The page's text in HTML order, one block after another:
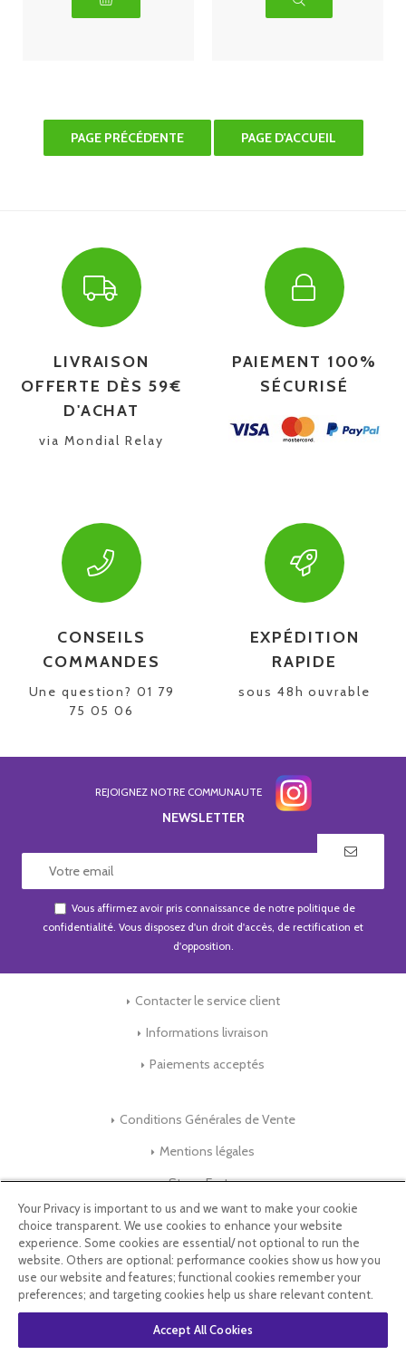
LIVRAISON
OFFERTE DÈS 59€
D'ACHAT
via Mondial Relay
PAIEMENT 100%
SÉCURISÉ
CONSEILS
COMMANDES
Une question? 01 79
75 05 06
EXPÉDITION
RAPIDE
sous 48h ouvrable
REJOIGNEZ NOTRE COMMUNAUTE
NEWSLETTER
Vous affirmez avoir pris connaissance de notre politique de
confidentialité. Vous disposez d'un droit d'accès, de rectification et
d'opposition.
Contacter le service client
Informations livraison
Paiements acceptés
Conditions Générales de Vente
Mentions légales
Store-Factory
Qui Sommes nous ?
Parrainage
Blog & Conseils
Select Language
Your Privacy is important to us and we want to make your cookie
choice transparent. We use cookies to enhance your website
experience. Some cookies are essential/ not optional to run the
website. Others are optional: performance cookies show us how you
use our website and features; functional cookies remember your
preferences; and targeting cookies help us share relevant content.
Accept All Cookies